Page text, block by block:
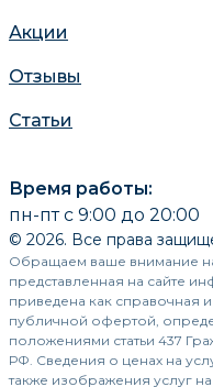
Акции
Отзывы
Статьи
Время работы:
пн-пт с 9:00 до 20:00
© 2026. Все права
Обращаем ваше внимание на
представленная на сайте
приведена как справочная
публичной офертой,
положениями статьи 437
РФ. Сведения о ценах на
также изображения услуг